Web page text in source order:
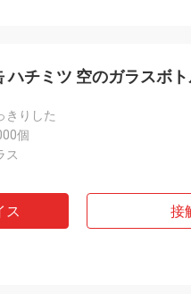
ハチミツ 空のガラスボ
きりした
個
ス
ス 接